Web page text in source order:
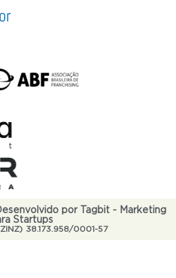
por Tagbit - Marketing
Startups
38.173.958/0001-57